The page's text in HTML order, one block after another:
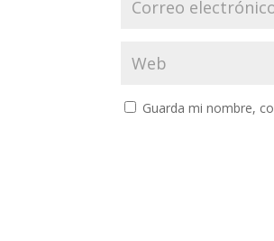
Guarda mi nombre,